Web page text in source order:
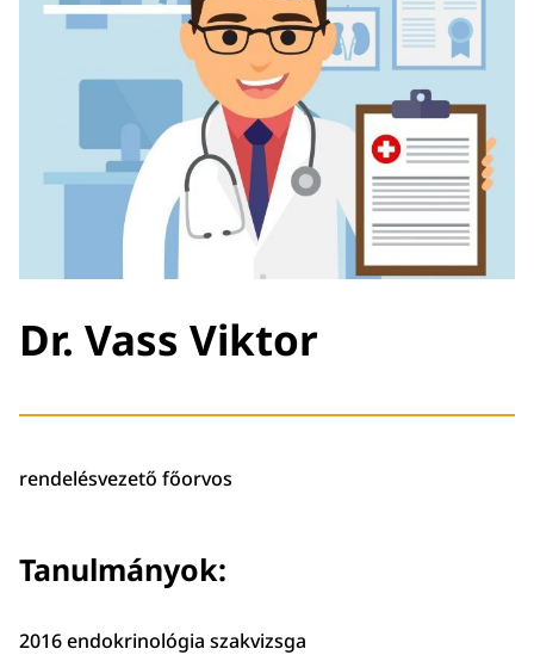
Dr. Vass Viktor
rendelésvezető főorvos
Tanulmányok:
2016 endokrinológia szakvizsga